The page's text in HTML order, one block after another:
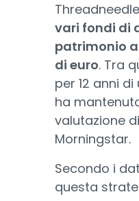
vari fondi di
patrimonio
di euro. Tra
per 12 anni
ha
valutazione
Morningstar.
Secondo i
questa